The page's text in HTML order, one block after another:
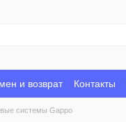
и возврат Контакты
системы Gappo